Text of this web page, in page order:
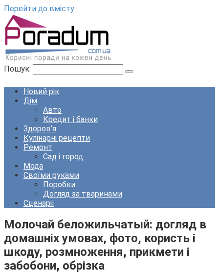
Перейти до вмісту
Пошук:
Новий рік
Дім
Авто
Кредит і банки
Здоров’я
Кулінарні рецепти
Ремонт
Сад і город
Мода
Своїми руками
Поробки
Догляд за тваринами
Сценарії
Молочай беложильчатый: догляд в
домашніх умовах, фото, користь і
шкоду, розмноження, прикмети і
забобони, обрізка